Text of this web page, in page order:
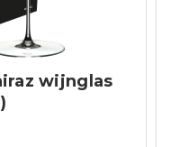
wijnglas